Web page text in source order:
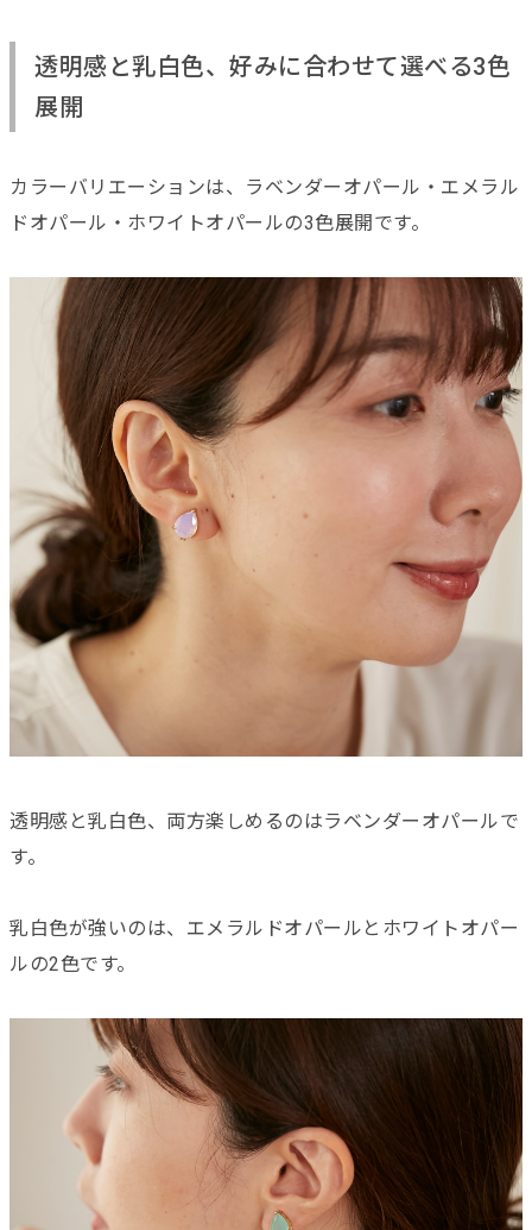
透明感と乳白色、好みに合わせて選べる3色
展開
カラーバリエーションは、ラベンダーオパール・エメラル
ドオパール・ホワイトオパールの3色展開です。
透明感と乳白色、両方楽しめるのはラベンダーオパールで
す。
乳白色が強いのは、エメラルドオパールとホワイトオパー
ルの2色です。